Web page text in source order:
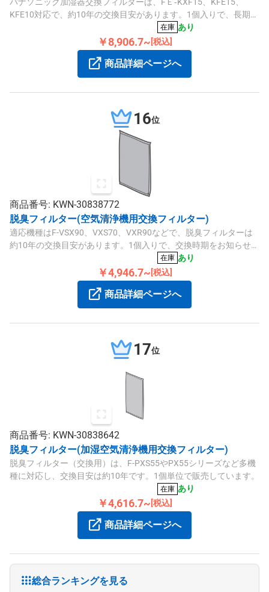
総合ランキングを見る
KFE10対応で、約10年の交換目安があります。1個入りで、長期間
在庫 あり
￥8,906.7~[税込]
商品詳細ページへ
16位
商品番号: KWN-30838772
脱臭フィルター(空気清浄機用交換フィルター)
適応機種はF-VSX90、VXS70、VXR90などで、脱臭フィルターは
約10年の交換目安があります。1個入りで、交換時期をお知らせし
在庫 あり
￥4,946.7~ [税込]
商品詳細ページへ
17位
商品番号: KWN-30838642
脱臭フィルター(加湿空気清浄機用交換フィルター)
脱臭フィルター（交換用）は、F-PXS55やPX55シリーズなど多機
種に対応し、交換目安は約10年です。1個単位で販売しています。
在庫 あり
￥4,616.7~ [税込]
商品詳細ページへ